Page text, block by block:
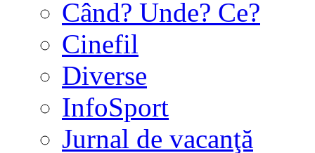
Când? Unde? Ce?
Cinefil
Diverse
InfoSport
Jurnal de vacanţă